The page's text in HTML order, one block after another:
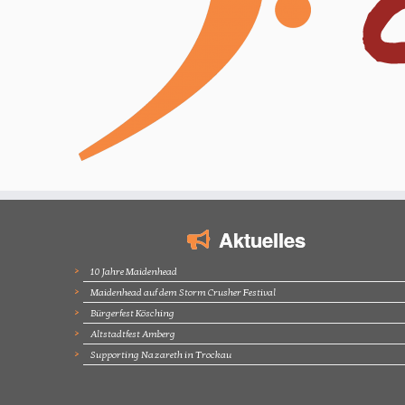
Aktuelles
10 Jahre Maidenhead
Maidenhead auf dem Storm Crusher Festival
Bürgerfest Kösching
Altstadtfest Amberg
Supporting Nazareth in Trockau